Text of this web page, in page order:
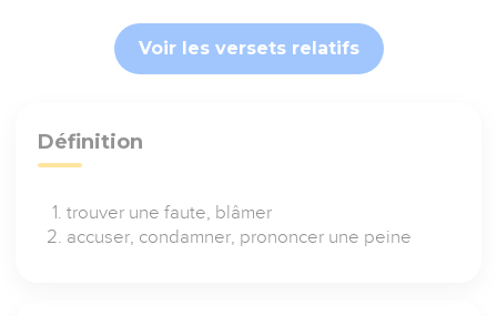
Voir les versets relatifs
Définition
trouver une faute, blâmer
accuser, condamner, prononcer une peine